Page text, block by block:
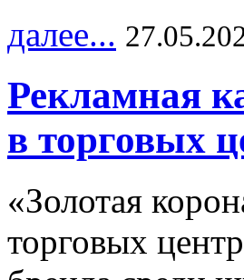
далее...
Рекламная
в торговых
«Золотая
торговых